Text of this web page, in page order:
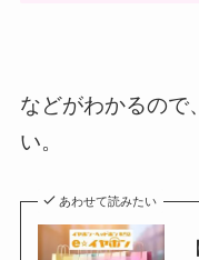
などがわかるので
い。
あわせて読みたい